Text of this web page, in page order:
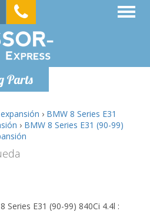
Parts
› BMW 8 Series E31
› BMW 8 Series E31 (90-99)
Series E31 (90-99) 840Ci 4.4l :